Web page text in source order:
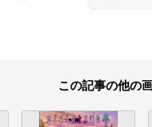
この記事の他の